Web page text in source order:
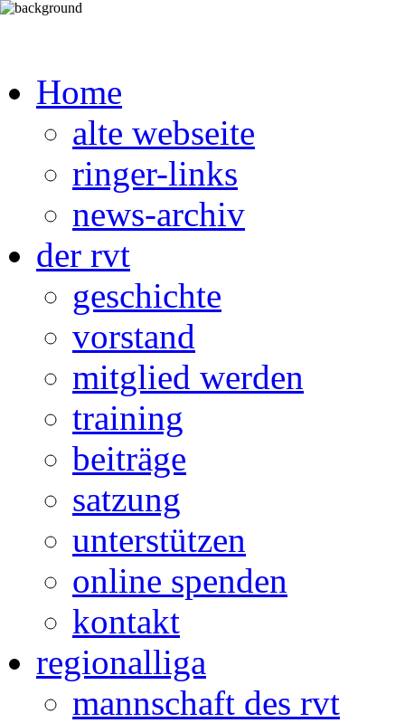
Home
alte webseite
ringer-links
news-archiv
der rvt
geschichte
vorstand
mitglied werden
training
beiträge
satzung
unterstützen
online spenden
kontakt
regionalliga
mannschaft des rvt